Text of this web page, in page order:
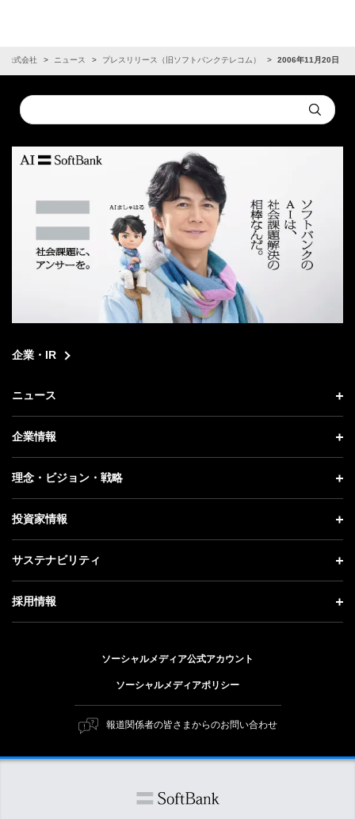
株式会社 ニュース プレスリリース（旧ソフトバンクテレコム） 2006年11月20日
Conduct
a
Submit
企業・IR
ニュース
ニュース トップ
プレスリリース
更新情報
記者説明会
企業情報
企業情報 トップ
社長メッセージ
事業紹介
ガバナンス
理念・ビジョン・戦略
理念・ビジョン・戦略 トップ
成長戦略「Activate AI for Society」
人材戦略
投資家情報
投資家情報 トップ
経営方針
個人投資家の皆さまへ
株式と社債について
サステナビリティ
サステナビリティ トップ
トップメッセージ
ESG方針・体制
マテリアリティ（重要課題）
ESGの主な取り組み
採用情報
障がい者採用
ソフトバンク クルー採用
ソーシャルメディア公式アカウント
ソーシャルメディアポリシー
報道関係者の皆さまからのお問い合わせ